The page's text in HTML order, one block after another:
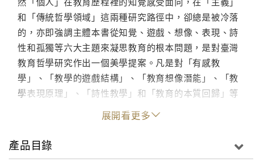
和「傳統哲學領域」這兩種研究路徑中，卻總是被冷落
的，亦即強調主體本書從知覺、遊戲、想像、表現、詩
性和孤獨等六大主題來凝思教育的根本問題，是對臺灣
教育哲學研究作出一個美學提案。凡是對「有感教
學」、「教學的遊戲結構」、「教育想像潛能」、「教
學表現原理」、「詩性教學」和「教育的本質回歸」等
主題有興趣的讀者，或許都能從本書中尋得一些有價值
展開看更多
產品目錄